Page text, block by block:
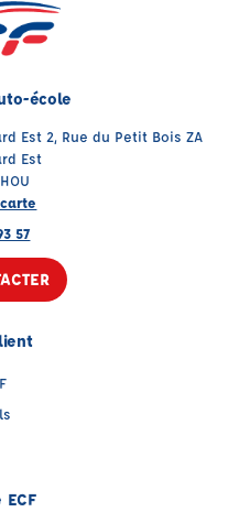
école
Est 2, Rue du Petit Bois ZA
Est
57
ECF